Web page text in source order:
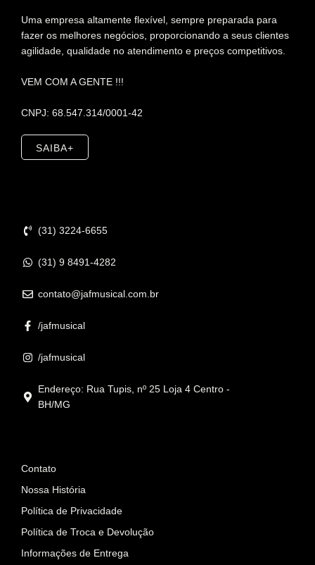
Uma empresa altamente flexível, sempre preparada para
fazer os melhores negócios, proporcionando a seus clientes
agilidade, qualidade no atendimento e preços competitivos.
VEM COM A GENTE !!!
CNPJ: 68.547.314/0001-42
SAIBA+
(31) 3224-6655
(31) 9 8491-4282
contato@jafmusical.com.br
/jafmusical
/jafmusical
Endereço: Rua Tupis, nº 25 Loja 4 Centro -
BH/MG
Contato
Nossa História
Política de Privacidade
Política de Troca e Devolução
Informações de Entrega